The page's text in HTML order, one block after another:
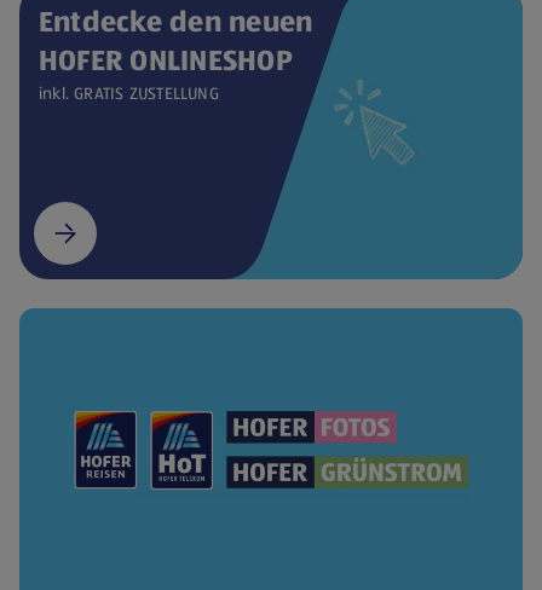
Entdecke den neuen
HOFER ONLINESHOP
inkl. GRATIS ZUSTELLUNG
(öffnet in einem neuen Tab)